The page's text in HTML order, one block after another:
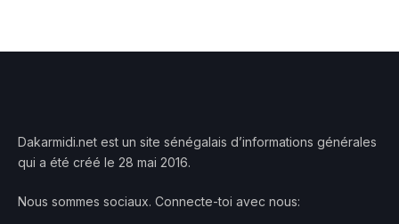
Dakarmidi.net est un site sénégalais d’informations générales
qui a été créé le 28 mai 2016.
Nous sommes sociaux. Connecte-toi avec nous: